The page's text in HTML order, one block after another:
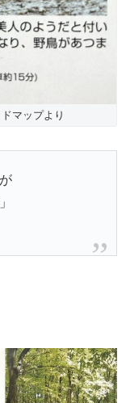
マップより